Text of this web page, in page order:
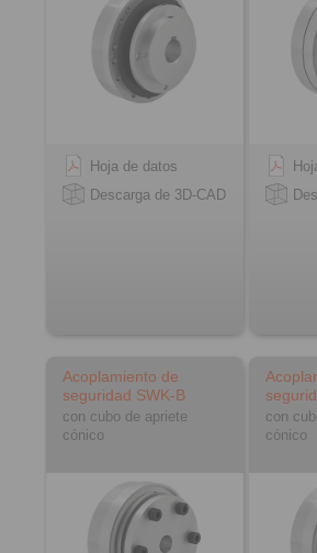
Hoja de datos
Descarga de 3D-CAD
Acoplamiento de
seguridad SWK-B
con cubo de apriete
cónico
con
cónico